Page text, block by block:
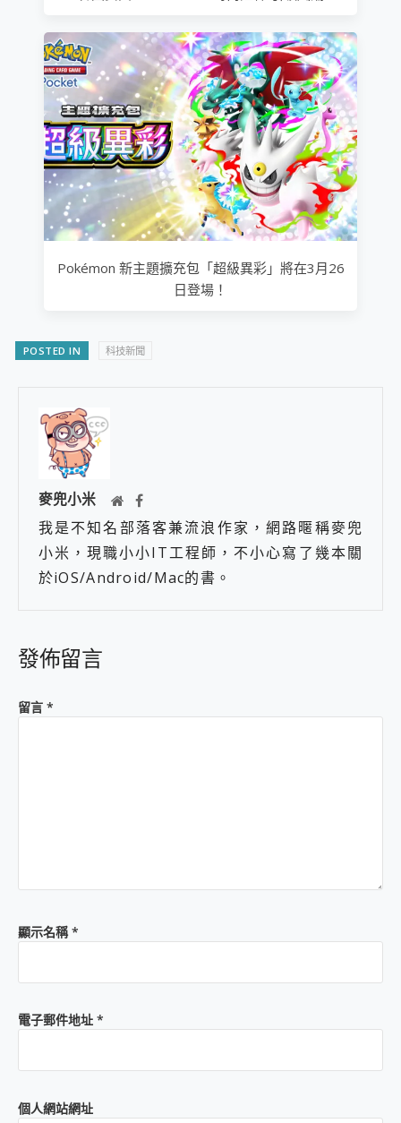
Pokémon 新主題擴充包「超級異彩」將在3月26
日登場！
POSTED IN 科技新聞
麥兜小米
我是不知名部落客兼流浪作家，網路暱稱麥兜
小米，現職小小IT工程師，不小心寫了幾本關
於iOS/Android/Mac的書。
發佈留言
留言 *
顯示名稱*
電子郵件地址 *
個人網站網址